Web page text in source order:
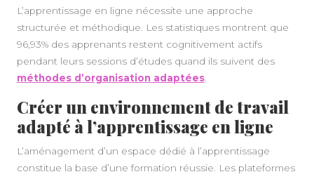
L’apprentissage en ligne nécessite une approche
structurée et méthodique. Les statistiques montrent que
96,93% des apprenants restent cognitivement actifs
pendant leurs sessions d’études quand ils suivent des
méthodes d’organisation adaptées
Créer un environnement de travail
adapté à l’apprentissage en ligne
L’aménagement d’un espace dédié à l’apprentissage
constitue la base d’une formation réussie. Les plateformes